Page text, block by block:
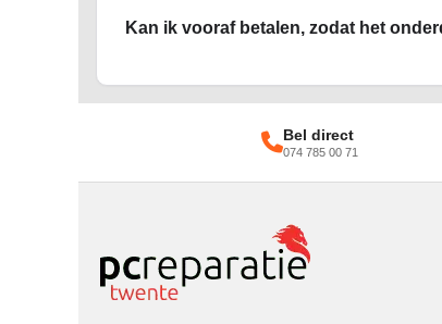
Kan ik vooraf betalen, zodat het
Bel direct
074 785 00 71